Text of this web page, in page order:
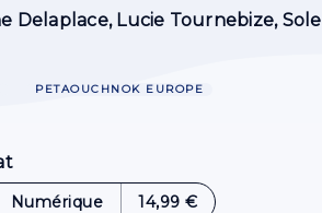
Delaplace, Lucie Tournebize,
PETAOUCHNOK EUROPE
Numérique 14,99 €